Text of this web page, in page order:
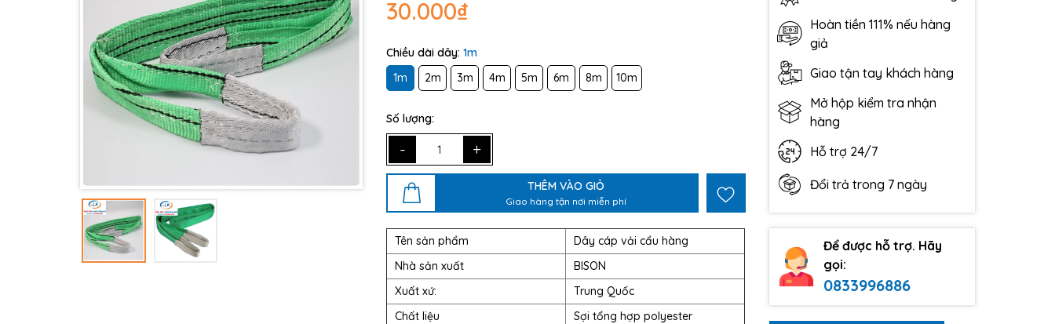
30.000₫
Chiều dài dây: 1m
1m
2m 3m 4m 5m 6m 8m 10m
Số lượng:
- +
THÊM VÀO GIỎ
Giao hàng tận nơi miễn phí
Tên sản phẩm
Dây cáp vải cẩu hàng
Nhà sản xuất
BISON
Xuất xứ:
Trung Quốc
Chất liệu
Sợi tổng hợp polyester
Hoàn tiền 111% nếu hàng
giả
Giao tận tay khách hàng
Mở hộp kiểm tra nhận
hàng
Hỗ trợ 24/7
Đổi trả trong 7 ngày
Để được hỗ trợ. Hãy
gọi:
0833996886